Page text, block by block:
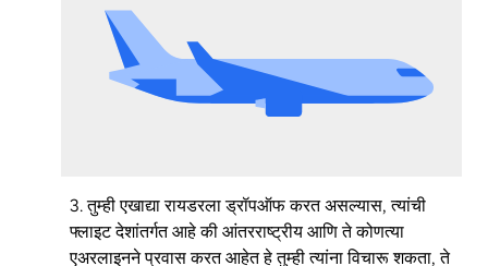
3. तुम्ही एखाद्या रायडरला ड्रॉपऑफ करत असल्यास, त्यांची
फ्लाइट देशांतर्गत आहे की आंतरराष्ट्रीय आणि ते कोणत्या
एअरलाइनने प्रवास करत आहेत हे तुम्ही त्यांना विचारू शकता, ते